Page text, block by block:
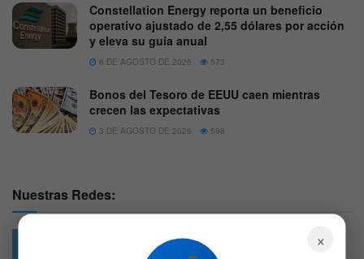
Constellation Energy reporta un beneficio
operativo ajustado de 2,55 dólares por acción
y eleva su guía anual
6 DE AGOSTO DE 2026 573
Bonos del Tesoro de EEUU caen mientras
crecen las expectativas
3 DE AGOSTO DE 2026 598
Nuestras Redes:
×